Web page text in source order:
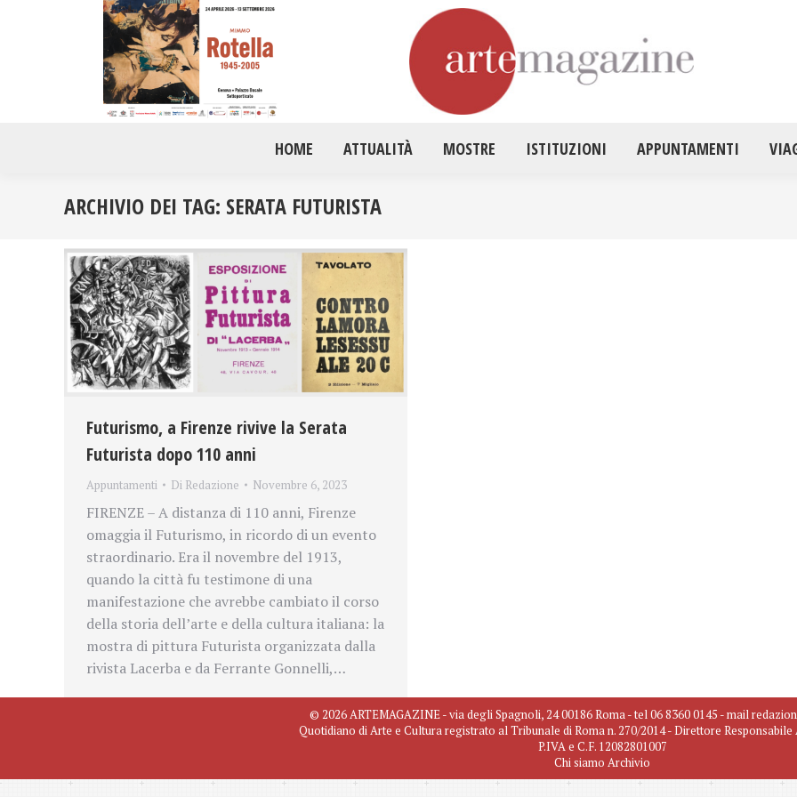
HOME ATTUALITÀ MOSTRE ISTITUZIONI APPUNTAMENTI
ARCHIVIO DEI TAG: SERATA FUTURISTA
Futurismo, a Firenze rivive la Serata
Futurista dopo 110 anni
Appuntamenti Di Redazione Novembre 6, 2023
FIRENZE – A distanza di 110 anni, Firenze
omaggia il Futurismo, in ricordo di un evento
straordinario. Era il novembre del 1913,
quando la città fu testimone di una
manifestazione che avrebbe cambiato il corso
della storia dell’arte e della cultura italiana: la
mostra di pittura Futurista organizzata dalla
rivista Lacerba e da Ferrante Gonnelli,…
© 2026 ARTEMAGAZINE - via degli Spagnoli, 24 00186 Roma - tel 06 8360 0145 - mail
Quotidiano di Arte e Cultura registrato al Tribunale di Roma n. 270/2014 - Direttore
P.IVA e C.F. 12082801007
Chi siamo Archivio
HOME